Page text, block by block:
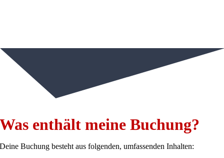
Was enthält meine Buchung?
Deine Buchung besteht aus folgenden, umfassenden Inhalten: